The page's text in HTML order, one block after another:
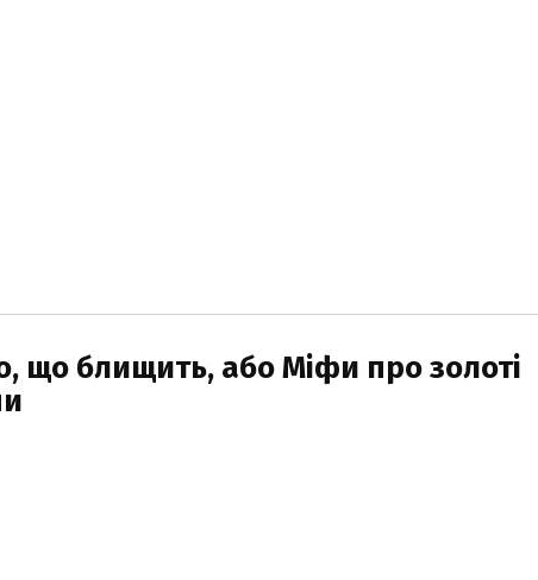
що блищить, або Міфи про золоті